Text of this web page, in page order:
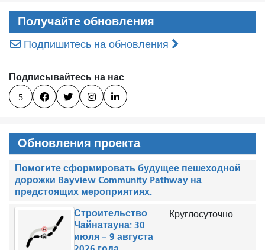
Получайте обновления
Подпишитесь на обновления
Подписывайтесь на нас
5    
Обновления проекта
Помогите сформировать будущее пешеходной
дорожки Bayview Community Pathway на
предстоящих мероприятиях.
Строительство
Чайнатауна: 30
июля – 9 августа
Круглосуточно